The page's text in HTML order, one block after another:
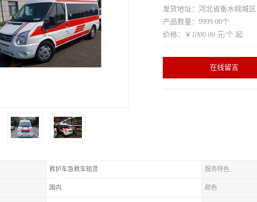
发货地址：河北省衡水桃城区
产品数量：9999.00个
价格：￥ 1000.00 元/个 起
在线留言
救护车急救车租赁 服务特色
国内 颜色